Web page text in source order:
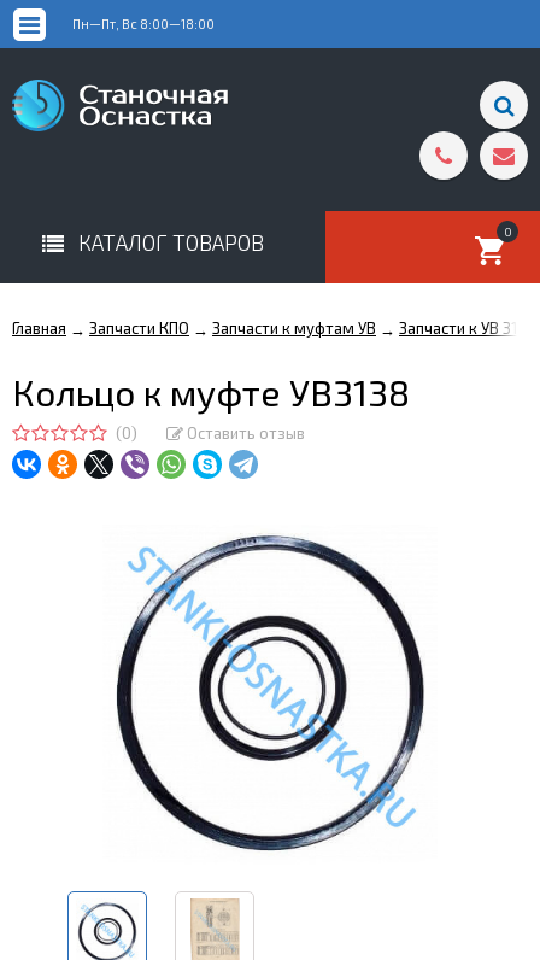
Пн—Пт, Вс 8:00—18:00
КАТАЛОГ ТОВАРОВ 0
Главная → Запчасти КПО → Запчасти к муфтам УВ → Запчасти к УВ 3138
Кольцо к муфте УВ3138
(0) Оставить отзыв